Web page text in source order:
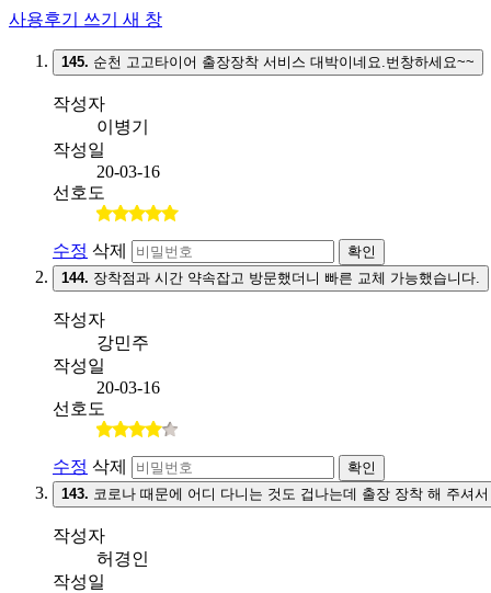
사용후기 쓰기 새 창
145. 순천 고고타이어 출장장착 서비스 대박이네요.번창하세요~~
작성자
이병기
작성일
20-03-16
선호도
수정 삭제
확인
144. 장착점과 시간 약속잡고 방문했더니 빠른 교체 가능했습니다.
작성자
강민주
작성일
20-03-16
선호도
수정 삭제
확인
143. 코로나 때문에 어디 다니는 것도 겁나는데 출장 장착 해 주셔
작성자
허경인
작성일